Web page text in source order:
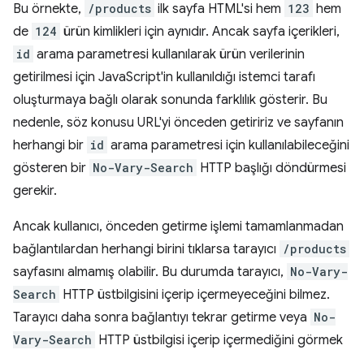
Bu örnekte, /products ilk sayfa HTML'si hem 123 hem
de 124 ürün kimlikleri için aynıdır. Ancak sayfa içerikleri,
id arama parametresi kullanılarak ürün verilerinin
getirilmesi için JavaScript'in kullanıldığı istemci tarafı
oluşturmaya bağlı olarak sonunda farklılık gösterir. Bu
nedenle, söz konusu URL'yi önceden getiririz ve sayfanın
herhangi bir id arama parametresi için kullanılabileceğini
gösteren bir No-Vary-Search HTTP başlığı döndürmesi
gerekir.
Ancak kullanıcı, önceden getirme işlemi tamamlanmadan
bağlantılardan herhangi birini tıklarsa tarayıcı /products
sayfasını almamış olabilir. Bu durumda tarayıcı, No-Vary-
Search HTTP üstbilgisini içerip içermeyeceğini bilmez.
Tarayıcı daha sonra bağlantıyı tekrar getirme veya No-
Vary-Search HTTP üstbilgisi içerip içermediğini görmek